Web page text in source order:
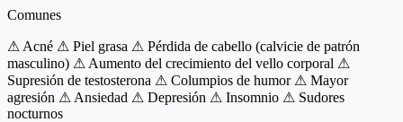
Comunes
⚠ Acné ⚠ Piel grasa ⚠ Pérdida de cabello (calvicie de patrón
masculino) ⚠ Aumento del crecimiento del vello corporal ⚠
Supresión de testosterona ⚠ Columpios de humor⚠ Mayor
agresión ⚠ Ansiedad ⚠ Depresión ⚠ Insomnio ⚠ Sudores
nocturnos